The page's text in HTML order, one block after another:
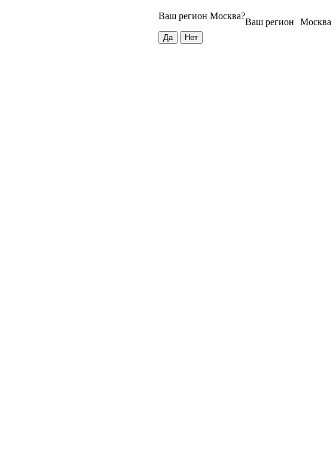
Москва
Ваш регион
Ваш регион Москва?